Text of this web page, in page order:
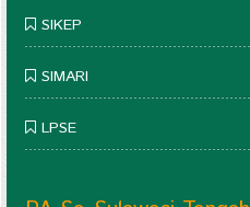
SIKEP
SIMARI
LPSE